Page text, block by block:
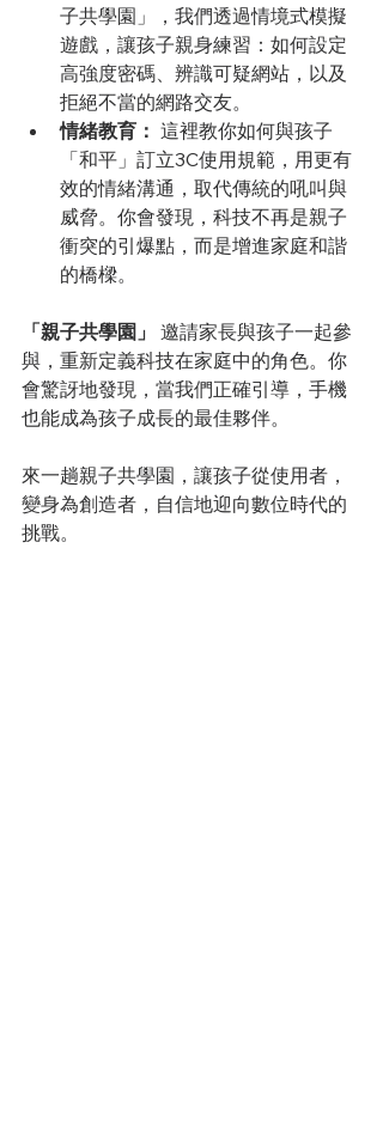
子共學園」，我們透過情境式模擬
遊戲，讓孩子親身練習：如何設定
高強度密碼、辨識可疑網站，以及
拒絕不當的網路交友。
情緒教育： 這裡教你如何與孩子
「和平」訂立3C使用規範，用更有
效的情緒溝通，取代傳統的吼叫與
威脅。你會發現，科技不再是親子
衝突的引爆點，而是增進家庭和諧
的橋樑。
「親子共學園」
邀請家長與孩子一起參
與，重新定義科技在家庭中的角色。你
會驚訝地發現，當我們正確引導，手機
也能成為孩子成長的最佳夥伴。
來一趟親子共學園，讓孩子從使用者，
變身為創造者，自信地迎向數位時代的
挑戰。